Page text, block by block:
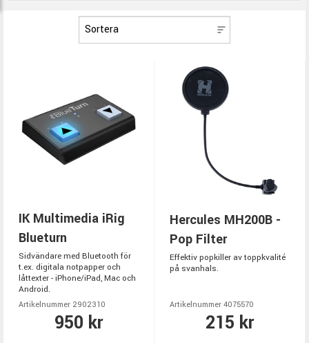
IK Multimedia iRig
Blueturn
Sidvändare med Bluetooth för
t.ex. digitala notpapper och
låttexter - iPhone/iPad, Mac och
Android.
Artikelnummer 2902310
950 kr
Hercules MH200B -
Pop Filter
Effektiv popkiller av toppkvalité
på svanhals.
Artikelnummer 4075570
215 kr